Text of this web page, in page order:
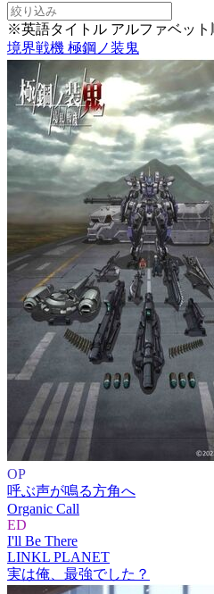
※英語タイトル アルファベット
境界戦機 極鋼ノ装鬼
OP
呼ぶ声が鳴る方角へ
Organic Call
ED
I'll Be There
LINKL PLANET
実は俺、最強でした？